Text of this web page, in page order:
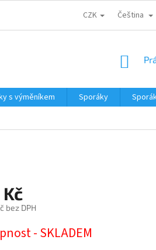
PARTNEŘI
CZK Čeština
s výměníkem Sporáky
bez DPH
- SKLADEM